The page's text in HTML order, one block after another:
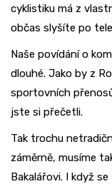
cyklistiku má z
občas slyšíte po
Naše povídání o
dlouhé. Jako by z
sportovních
jste si přečetli.
Tak trochu
záměrně, musíme
Bakalářovi. I když